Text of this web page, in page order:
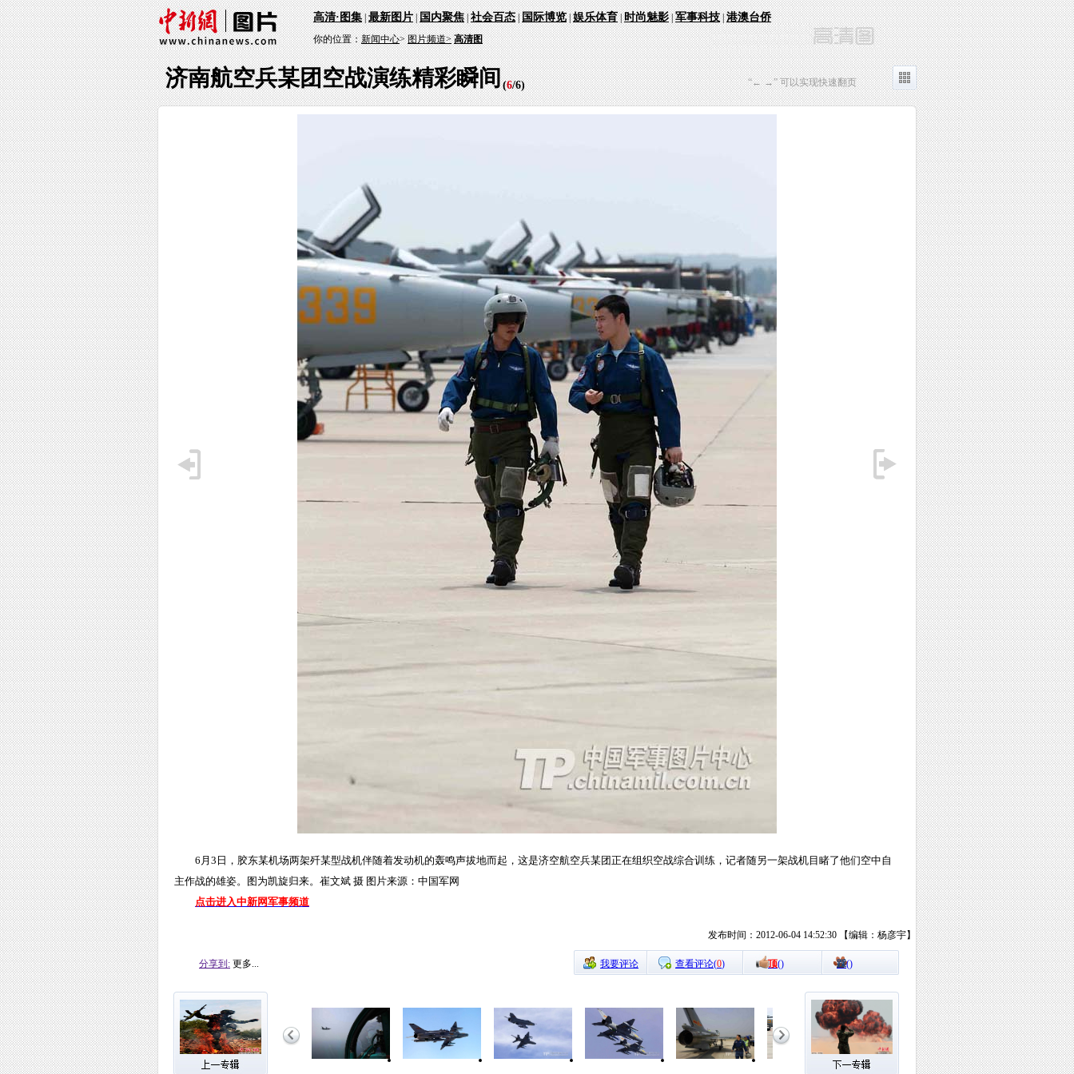
高清·图集|最新图片|国内聚焦|社会百态|国际博览|娱乐体育|时尚魅影|军事科技|港澳台侨
你的位置：新闻中心>图片频道> 高清图
济南航空兵某团空战演练精彩瞬间(6/6) “← →” 可以实现快速翻页
6月3日，胶东某机场两架歼某型战机伴随着发动机的轰鸣声拔地而起，这是济空航空兵某团正在组织空战综合训练，记者随另一架战机目睹了他们空中自
主作战的雄姿。图为凯旋归来。崔文斌 摄 图片来源：中国军网
点击进入中新网军事频道
发布时间：2012-06-04 14:52:30 【编辑：杨彦宇】
分享到: 更多... 我要评论 查看评论(0) 顶() 踩()